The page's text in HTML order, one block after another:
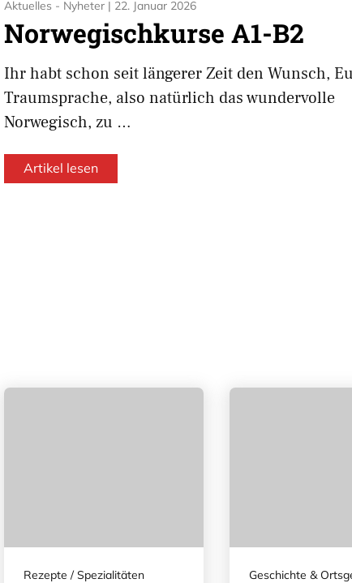
Aktuelles - Nyheter | 22. Januar 2026
Norwegischkurse A1-B2
Ihr habt schon seit längerer Zeit den Wunsch,
Traumsprache, also natürlich das wundervolle
Norwegisch, zu …
Artikel lesen
Rezepte / Spezialitäten Geschichte &